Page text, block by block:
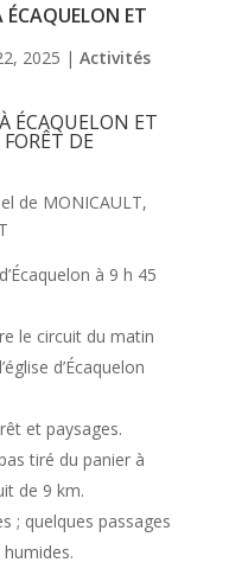
ET
2025 | Activités
ÉCAQUELON ET
DE
de MONICAULT,
à 9 h 45
le circuit du matin
d’Écaquelon
et paysages.
tiré du panier à
de 9 km.
; quelques passages